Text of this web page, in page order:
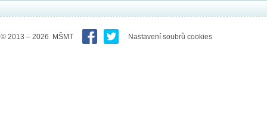
© 2013 – 2026 MŠMT Nastavení soubrů cookies